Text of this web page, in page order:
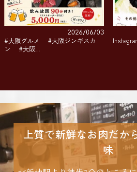
2026/06/03
#大阪グルメ #大阪ジンギスカ
ン #大阪…
上質で新鮮なお肉だか
味